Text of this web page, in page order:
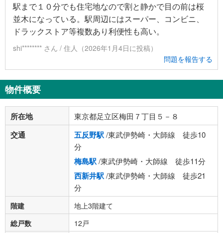
駅まで１０分でも住宅地なので割と静かで目の前は桜
並木になっている。駅周辺にはスーパー、コンビニ、
ドラックストア等複数あり利便性も高い。
shi******** さん / 住人（2026年1月4日に投稿）
問題を報告する
物件概要
所在地 東京都足立区梅田７丁目５－８
交通 五反野駅/東武伊勢崎・大師線 徒歩10
分
梅島駅/東武伊勢崎・大師線 徒歩11分
西新井駅/東武伊勢崎・大師線 徒歩21
分
階建
地上3階建て
総戸数
12戸